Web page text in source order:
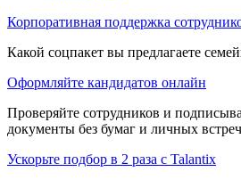
Корпоративная поддержка
Какой соцпакет вы предлагаете
Оформляйте кандидатов онлайн
Проверяйте сотрудников и
документы без бумаг и личных встреч
Ускорьте подбор в 2 раза с Talantix